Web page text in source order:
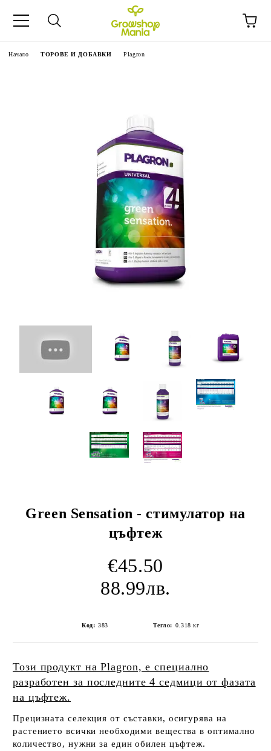
Начало ТОРОВЕ И ДОБАВКИ Plagron
Green Sensation - стимулатор на
цъфтеж
€45.50
88.99лв.
Код: 383 Тегло: 0.318 кг
Този продукт на Plagron, е специално
разработен за последните 4 седмици от фазата
на цъфтеж.
Прецизната селекция от съставки, осигурява на
растението всички необходими вещества в оптимално
количество, нужни за един обилен цъфтеж.